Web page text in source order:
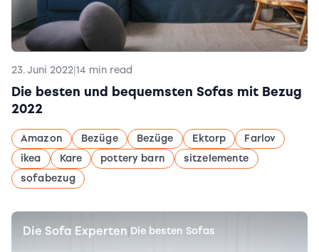
23. Juni 2022|14 min read
Die besten und bequemsten Sofas mit Bezug
2022
Amazon Bezüge Bezüge Ektorp
Farlov
ikea
Kare pottery barn
sitzelemente
sofabezug
Die Sofa Experten Die besten Sofas